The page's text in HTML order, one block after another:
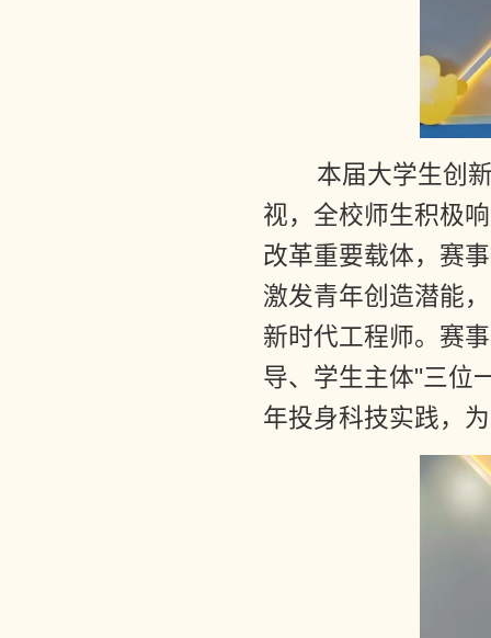
本届大学生创
视，全校师生积极
改革重要载体，赛
激发青年创造潜能
新时代工程师。赛
导、学生主体"三位
年投身科技实践，